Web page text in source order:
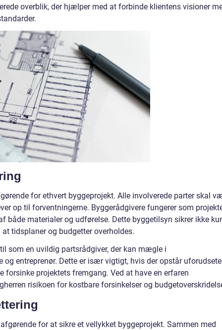
overblik, der hjælper med at forbinde klientens visioner
for ethvert byggeprojekt. Alle involverede parter skal
op til forventningerne. Byggerådgivere fungerer som
både materialer og udførelse. Dette byggetilsyn sikrer ikke
tidsplaner og budgetter overholdes.
som en uvildig partsrådgiver, der kan mægle i
og entreprenør. Dette er især vigtigt, hvis der opstår uforudsete
forsinke projektets fremgang. Ved at have en erfaren
risikoen for kostbare forsinkelser og
for at sikre et vellykket byggeprojekt. Sammen med